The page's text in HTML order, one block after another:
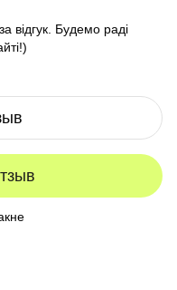
відгук. Будемо раді